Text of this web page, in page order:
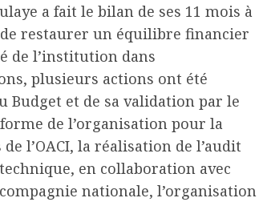
a fait le bilan de ses 11 mois à
restaurer un équilibre financier
de l’institution dans
plusieurs actions ont été
et de sa validation par le
de l’organisation pour la
l’OACI, la réalisation de l’audit
en collaboration avec
nationale, l’organisation